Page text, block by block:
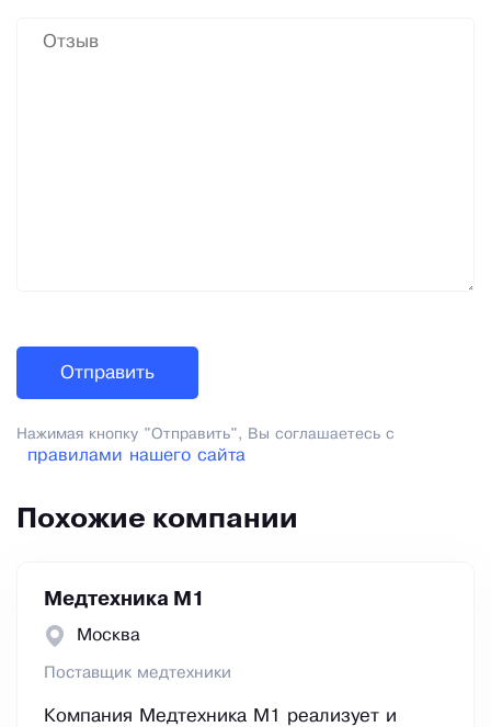
Нажимая кнопку "Отправить", Вы соглашаетесь с
правилами нашего сайта
Похожие компании
Медтехника М1
Москва
Поставщик медтехники
Компания Медтехника М1 реализует и